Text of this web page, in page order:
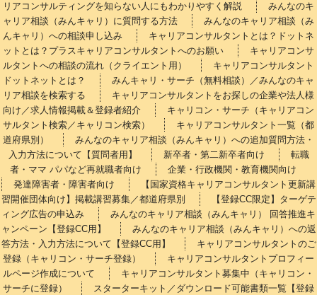
リアコンサルティングを知らない人にもわかりやすく解説
みんなのキ
ャリア相談（みんキャリ）に質問する方法
みんなのキャリア相談（み
んキャリ）への相談申し込み
キャリアコンサルタントとは？ドットネ
ットとは？プラスキャリアコンサルタントへのお願い
キャリアコンサ
ルタントへの相談の流れ（クライエント用）
キャリアコンサルタント
ドットネットとは？
みんキャリ・サーチ（無料相談）／みんなのキャ
リア相談を検索する
キャリアコンサルタントをお探しの企業や法人様
向け／求人情報掲載＆登録者紹介
キャリコン・サーチ（キャリアコン
サルタント検索／キャリコン検索）
キャリアコンサルタント一覧（都
道府県別）
みんなのキャリア相談（みんキャリ）への追加質問方法・
入力方法について【質問者用】
新卒者・第二新卒者向け
転職
者・ママ パパなど再就職者向け
企業・行政機関・教育機関向け
発達障害者・障害者向け
【国家資格キャリアコンサルタント更新講
習開催団体向け】掲載講習募集／都道府県別
【登録CC限定】ターゲテ
ィング広告の申込み
みんなのキャリア相談（みんキャリ） 回答推進キ
ャンペーン【登録CC用】
みんなのキャリア相談（みんキャリ）への返
答方法・入力方法について【登録CC用】
キャリアコンサルタントのご
登録（キャリコン・サーチ登録）
キャリアコンサルタントプロフィー
ルページ作成について
キャリアコンサルタント募集中（キャリコン・
サーチに登録）
スターターキット／ダウンロード可能書類一覧【登録